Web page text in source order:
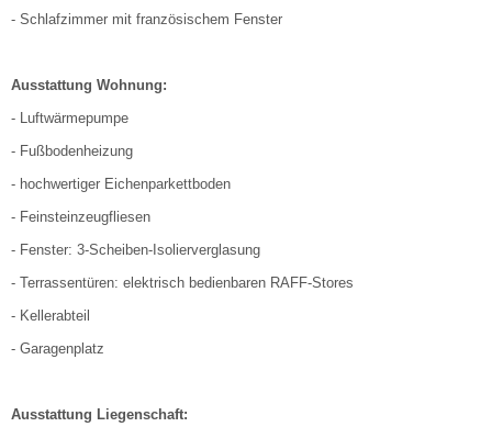
- Schlafzimmer mit französischem Fenster
Ausstattung Wohnung:
- Luftwärmepumpe
- Fußbodenheizung
- hochwertiger Eichenparkettboden
- Feinsteinzeugfliesen
- Fenster: 3-Scheiben-Isolierverglasung
- Terrassentüren: elektrisch bedienbaren RAFF-Stores
- Kellerabteil
- Garagenplatz
Ausstattung Liegenschaft: